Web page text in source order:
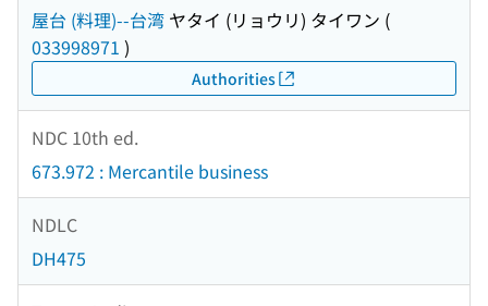
屋台 (料理)--台湾 ヤタイ (リョウリ) タイワン (
033998971 )
Authorities
NDC 10th ed.
673.972 : Mercantile business
NDLC
DH475